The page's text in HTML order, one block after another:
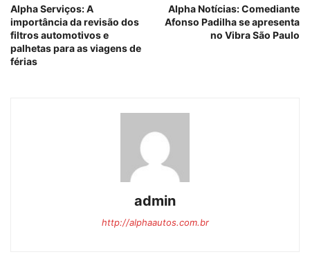
Alpha Serviços: A
importância da revisão dos
filtros automotivos e
palhetas para as viagens de
férias
Alpha Notícias: Comediante
Afonso Padilha se apresenta
no Vibra São Paulo
admin
http://alphaautos.com.br